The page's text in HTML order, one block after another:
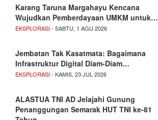
Karang Taruna Margahayu Kencana
Wujudkan Pemberdayaan UMKM untuk…
EKSPLORASI- SABTU, 1 AGU 2026
Jembatan Tak Kasatmata: Bagaimana
Infrastruktur Digital Diam-Diam…
EKSPLORASI- KAMIS, 23 JUL 2026
ALASTUA TNI AD Jelajahi Gunung
Penanggungan Semarak HUT TNI ke-81